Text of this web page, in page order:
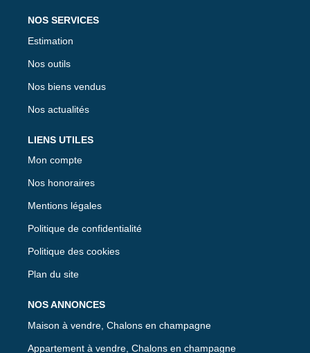
NOS SERVICES
Estimation
Nos outils
Nos biens vendus
Nos actualités
LIENS UTILES
Mon compte
Nos honoraires
Mentions légales
Politique de confidentialité
Politique des cookies
Plan du site
NOS ANNONCES
Maison à vendre, Chalons en champagne
Appartement à vendre, Chalons en champagne